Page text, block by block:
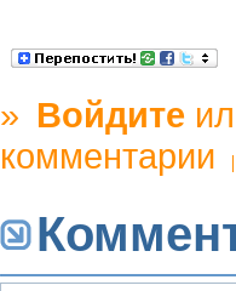
» Войдите
комментарии